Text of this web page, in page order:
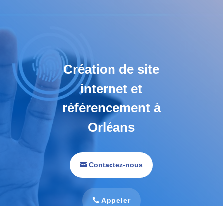
Création de site
internet et
référencement à
Orléans
Contactez-nous
Appeler